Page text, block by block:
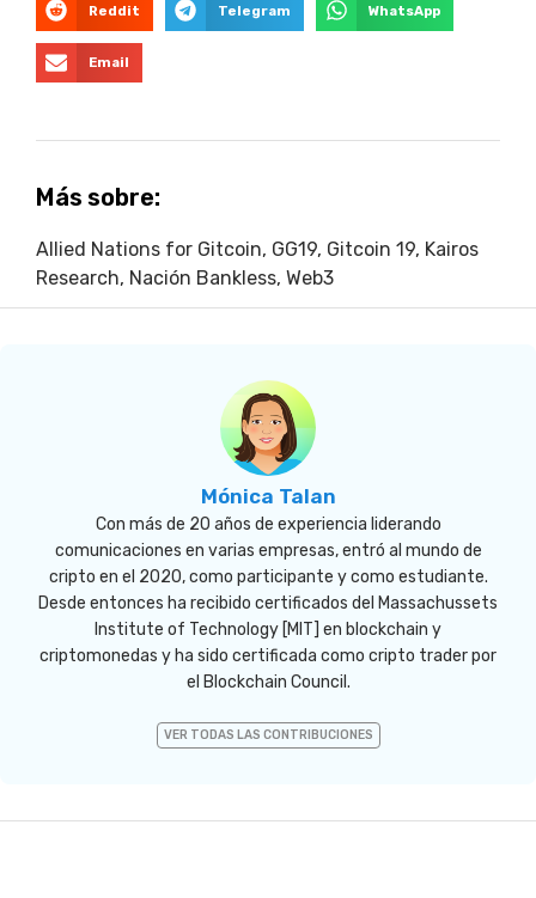
Reddit Telegram WhatsApp
Email
Más sobre:
Allied Nations for Gitcoin, GG19, Gitcoin 19, Kairos
Research, Nación Bankless, Web3
Mónica Talan
Con más de 20 años de experiencia liderando
comunicaciones en varias empresas, entró al mundo de
cripto en el 2020, como participante y como estudiante.
Desde entonces ha recibido certificados del Massachussets
Institute of Technology [MIT] en blockchain y
criptomonedas y ha sido certificada como cripto trader por
el Blockchain Council.
VER TODAS LAS CONTRIBUCIONES